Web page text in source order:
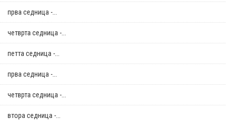
прва седница -...
четврта седница -...
петта седница -...
прва седница -...
четврта седница -...
втора седница -...